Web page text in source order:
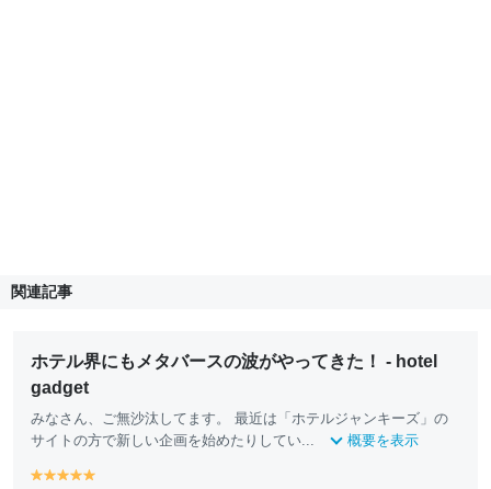
関連記事
ホテル界にもメタバースの波がやってきた！ - hotel
gadget
みなさん、ご無沙汰してます。 最近は「ホテルジャンキーズ」の
サイトの方で新しい企画を始めたりしてい...
概要を表示
y y y y